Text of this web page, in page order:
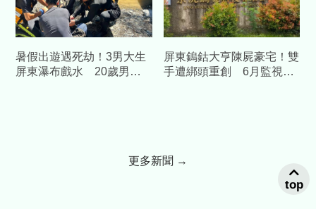
暑假出遊遇死劫！3男大生
屏東瀑布戲水 20歲男溺
屏東鎢鈷大亨陳屍豪宅！雙
手遭綁頭重創 6月監視器
更多新聞 →
top